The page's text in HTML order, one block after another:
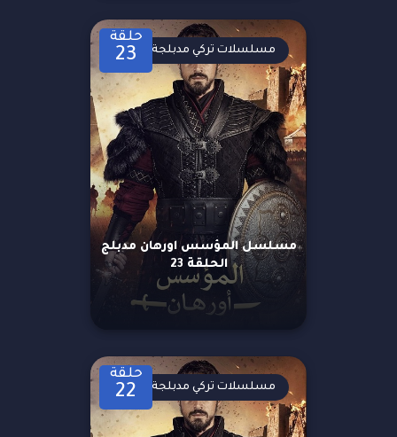
حلقة
23
مسلسل المؤسس اورهان مدبلج
الحلقة 23
مسلسلات تركي مدبلجة
حلقة
22 مسلسلات تركي مدبلجة